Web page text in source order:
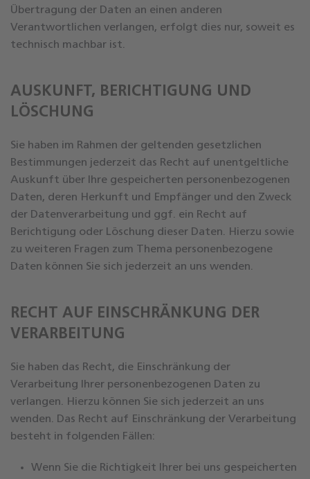
Übertragung der Daten an einen anderen
Verantwortlichen verlangen, erfolgt dies nur, soweit es
technisch machbar ist.
AUSKUNFT, BERICHTIGUNG UND
LÖSCHUNG
Sie haben im Rahmen der geltenden gesetzlichen
Bestimmungen jederzeit das Recht auf unentgeltliche
Auskunft über Ihre gespeicherten personenbezogenen
Daten, deren Herkunft und Empfänger und den Zweck
der Datenverarbeitung und ggf. ein Recht auf
Berichtigung oder Löschung dieser Daten. Hierzu sowie
zu weiteren Fragen zum Thema personenbezogene
Daten können Sie sich jederzeit an uns wenden.
RECHT AUF EINSCHRÄNKUNG DER
VERARBEITUNG
Sie haben das Recht, die Einschränkung der
Verarbeitung Ihrer personenbezogenen Daten zu
verlangen. Hierzu können Sie sich jederzeit an uns
wenden. Das Recht auf Einschränkung der Verarbeitung
besteht in folgenden Fällen:
Wenn Sie die Richtigkeit Ihrer bei uns gespeicherten